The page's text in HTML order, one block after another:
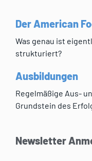
Der American
Was genau ist
strukturiert?
Ausbildungen
Regelmäßige Aus-
Grundstein des
Newsletter